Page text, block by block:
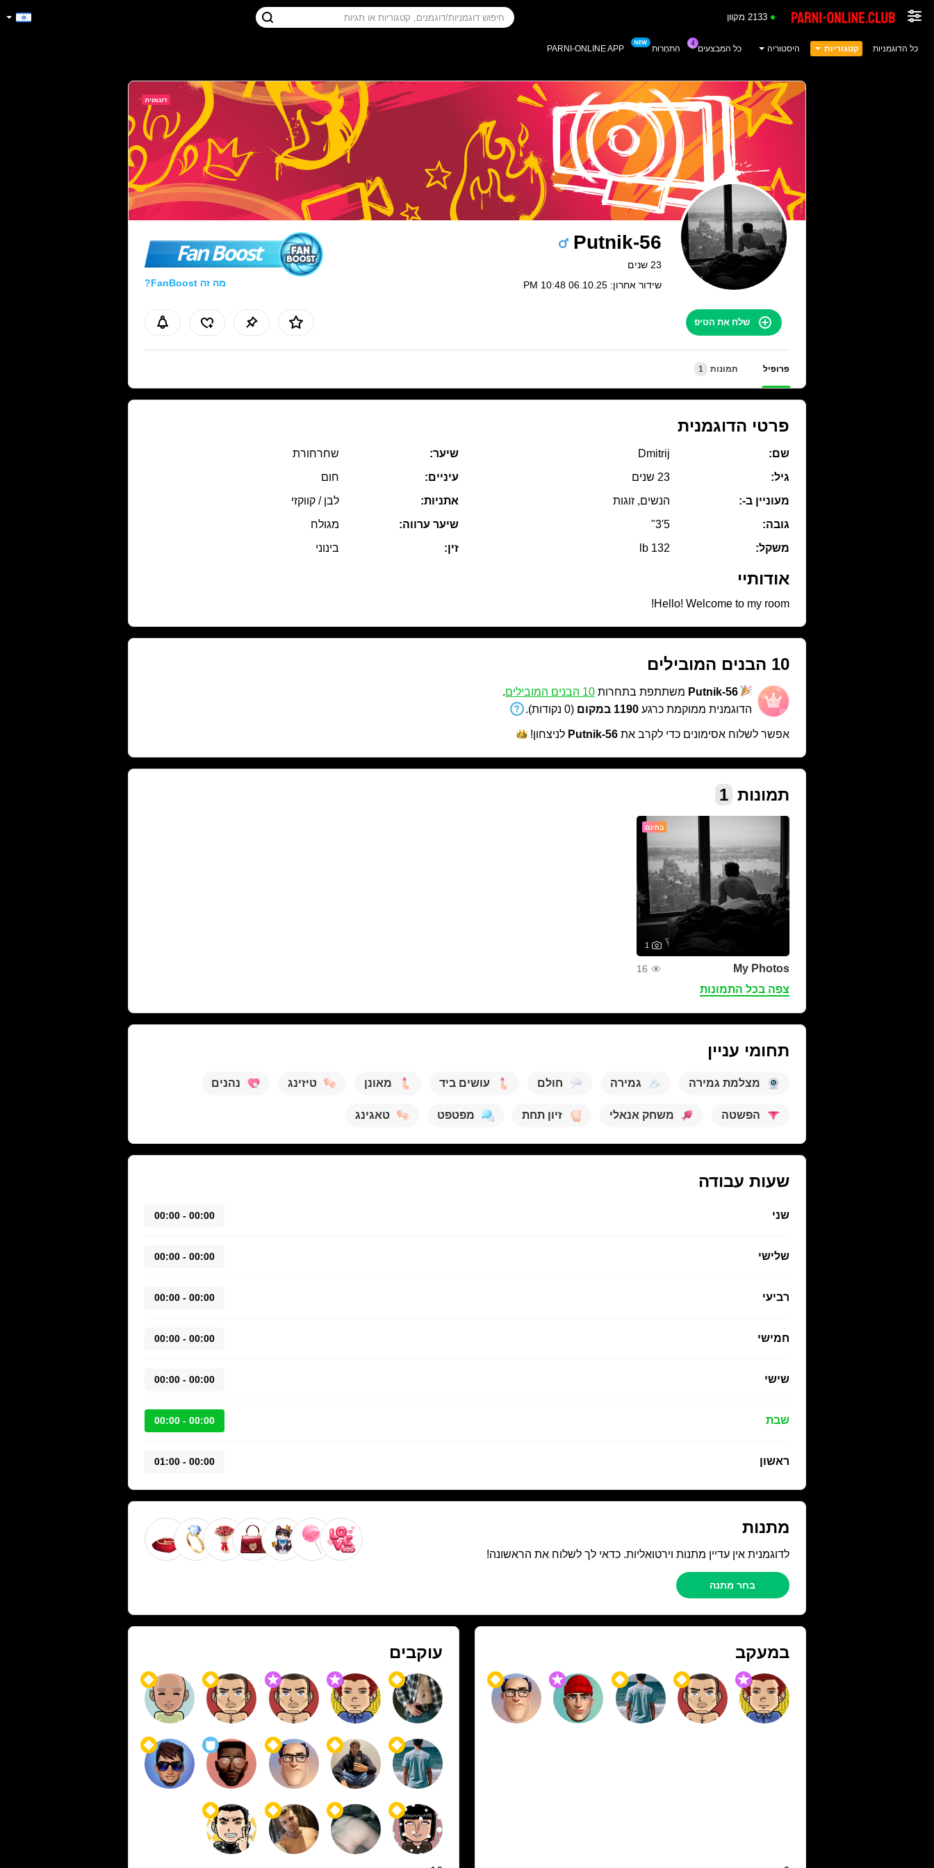
2133 מקוון
כל הדוגמניות קטגוריות היסטוריה כל המבצעים הִתחָרוּת PARNI-ONLINE APP
Putnik-56
23 שנים
שידור אחרון: 06.10.25 10:48 PM
Fan Boost
מה זה FanBoost?
שלח את הטיפ
פרופיל תמונות 1
פרטי הדוגמנית
שם:
Dmitrij
גיל:
23 שנים
מעוניין ב-:
הנשים, זוגות
גובה:
5'3"
משקל:
132 lb
שיער:
שחרחורת
עיניים:
חום
אתניות:
לבן / קווקזי
שיער ערווה:
מגולח
זין:
בינוני
אודותיי
Hello! Welcome to my room!
10 הבנים המובילים
Putnik-56 משתתפת בתחרות 10 הבנים המובילים
.
הדוגמנית ממוקמת כרגע 1190 במקום (0 נקודות).
אפשר לשלוח אסימונים כדי לקרב את Putnik-56 לניצחון!
תמונות 1
בחינם
1
My Photos
16
צפה בכל התמונות
תחומי עניין
מצלמת גמירה גמירה חולם עושים ביד מאונן טיזינג נהנים
הפשטה משחק אנאלי זיון תחת מפטפט טאגינג
שעות עבודה
שני 00:00 - 00:00
שלישי 00:00 - 00:00
רביעי 00:00 - 00:00
חמישי 00:00 - 00:00
שישי 00:00 - 00:00
שבת 00:00 - 00:00
ראשון 00:00 - 01:00
מתנות
לדוגמנית אין עדיין מתנות וירטואליות. כדאי לך לשלוח את הראשונה!
בחר מתנה
במעקב עוקבים